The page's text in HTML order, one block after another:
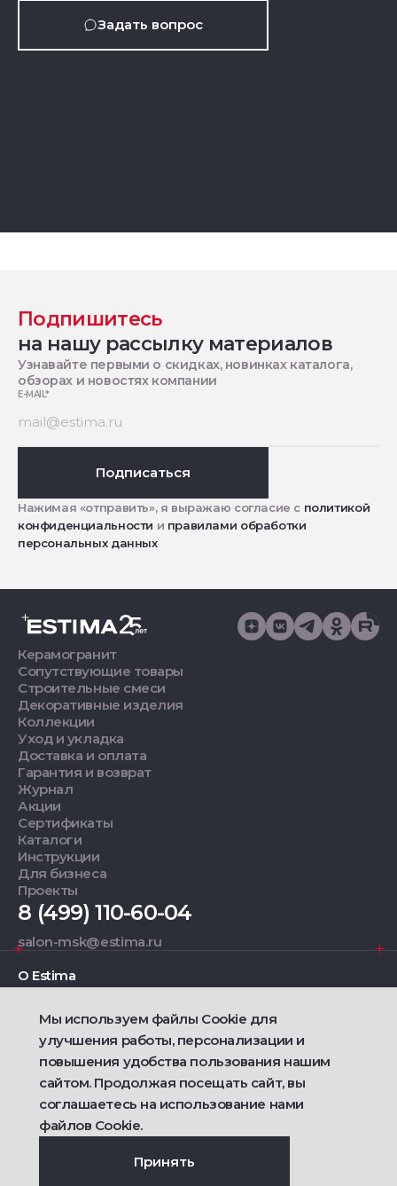
Задать вопрос
Подпишитесь
на нашу рассылку материалов
Узнавайте первыми о скидках, новинках каталога,
обзорах и новостях компании
E-MAIL*
Подписаться
Нажимая «отправить», я выражаю согласие с политикой
конфиденциальности и правилами обработки
персональных данных
Керамогранит
Сопутствующие товары
Строительные смеси
Декоративные изделия
Коллекции
Уход и укладка
Доставка и оплата
Гарантия и возврат
Журнал
Акции
Сертификаты
Каталоги
Инструкции
Для бизнеса
Проекты
8 (499) 110-60-04
salon-msk@estima.ru
О Estima
Дизайнерам
Фирменные салоны
2021 — 2026 © Estima
Политика конфиденциальности
Договор публичной оферты о продаже товаров
Ametist IT
Мы используем файлы Cookie для
улучшения работы, персонализации и
повышения удобства пользования нашим
сайтом. Продолжая посещать сайт, вы
соглашаетесь на использование нами
файлов Cookie.
Принять